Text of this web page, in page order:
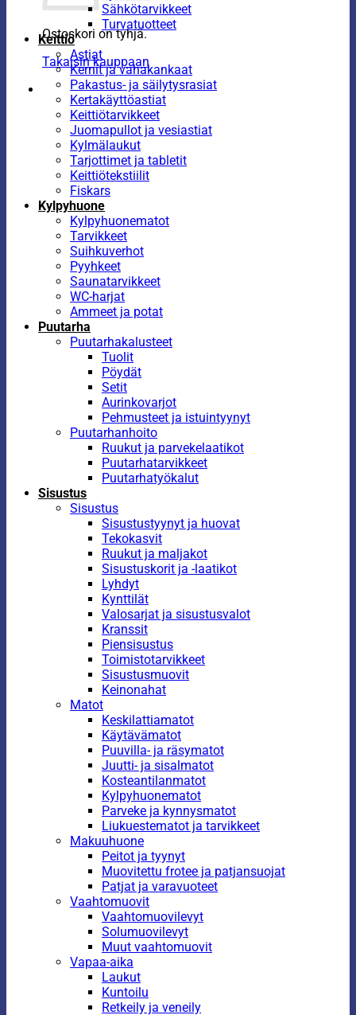
Ostoskori on tyhjä.
Takaisin kauppaan
Sähkötarvikkeet
Turvatuotteet
Keittiö
Astiat
Kernit ja vahakankaat
Pakastus- ja säilytysrasiat
Kertakäyttöastiat
Keittiötarvikkeet
Juomapullot ja vesiastiat
Kylmälaukut
Tarjottimet ja tabletit
Keittiötekstiilit
Fiskars
Kylpyhuone
Kylpyhuonematot
Tarvikkeet
Suihkuverhot
Pyyhkeet
Saunatarvikkeet
WC-harjat
Ammeet ja potat
Puutarha
Puutarhakalusteet
Tuolit
Pöydät
Setit
Aurinkovarjot
Pehmusteet ja istuintyynyt
Puutarhanhoito
Ruukut ja parvekelaatikot
Puutarhatarvikkeet
Puutarhatyökalut
Sisustus
Sisustus
Sisustustyynyt ja huovat
Tekokasvit
Ruukut ja maljakot
Sisustuskorit ja -laatikot
Lyhdyt
Kynttilät
Valosarjat ja sisustusvalot
Kranssit
Piensisustus
Toimistotarvikkeet
Sisustusmuovit
Keinonahat
Matot
Keskilattiamatot
Käytävämatot
Puuvilla- ja räsymatot
Juutti- ja sisalmatot
Kosteantilanmatot
Kylpyhuonematot
Parveke ja kynnysmatot
Liukuestematot ja tarvikkeet
Makuuhuone
Peitot ja tyynyt
Muovitettu frotee ja patjansuojat
Patjat ja varavuoteet
Vaahtomuovit
Vaahtomuovilevyt
Solumuovilevyt
Muut vaahtomuovit
Vapaa-aika
Laukut
Kuntoilu
Retkeily ja veneily